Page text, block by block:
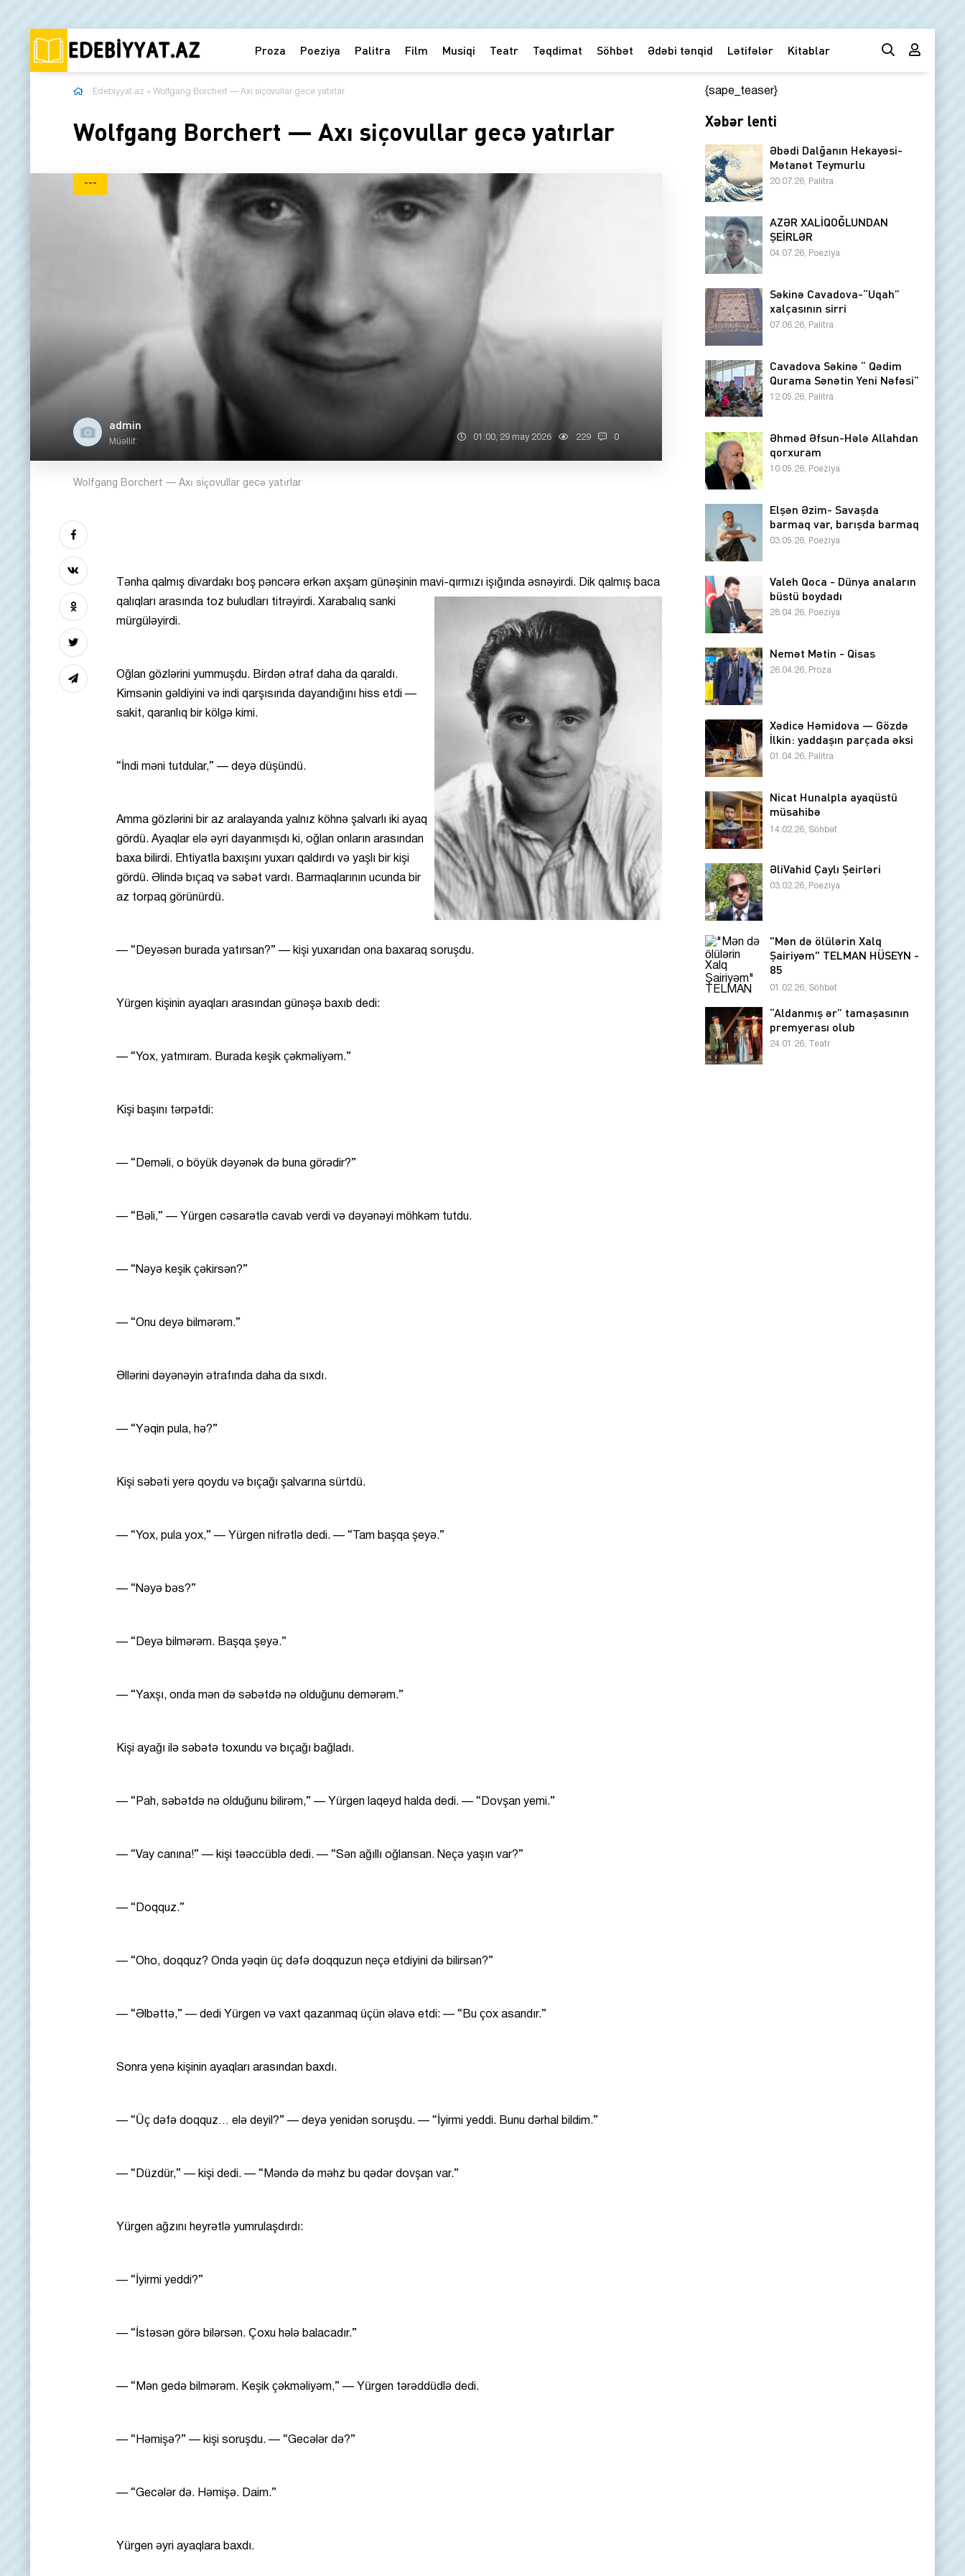
Proza Poeziya Palitra Film Musiqi Teatr Təqdimat Söhbət Ədəbi tənqid Lətifələr Kitablar
Edebiyyat.az » Wolfgang Borchert — Axı siçovullar gecə yatırlar
Wolfgang Borchert — Axı siçovullar gecə yatırlar
---
admin
Müəllif:
01:00, 29 may 2026 229 0
Wolfgang Borchert — Axı siçovullar gecə yatırlar
Tənha qalmış divardakı boş pəncərə erkən axşam günəşinin mavi-qırmızı işığında əsnəyirdi. Dik qalmış baca
qalıqları arasında toz buludları titrəyirdi. Xarabalıq sanki
mürgüləyirdi.
Oğlan gözlərini yummuşdu. Birdən ətraf daha da qaraldı.
Kimsənin gəldiyini və indi qarşısında dayandığını hiss etdi —
sakit, qaranlıq bir kölgə kimi.
“İndi məni tutdular,” — deyə düşündü.
Amma gözlərini bir az aralayanda yalnız köhnə şalvarlı iki ayaq
gördü. Ayaqlar elə əyri dayanmışdı ki, oğlan onların arasından
baxa bilirdi. Ehtiyatla baxışını yuxarı qaldırdı və yaşlı bir kişi
gördü. Əlində bıçaq və səbət vardı. Barmaqlarının ucunda bir
az torpaq görünürdü.
— “Deyəsən burada yatırsan?” — kişi yuxarıdan ona baxaraq soruşdu.
Yürgen kişinin ayaqları arasından günəşə baxıb dedi:
— “Yox, yatmıram. Burada keşik çəkməliyəm.”
Kişi başını tərpətdi:
— “Deməli, o böyük dəyənək də buna görədir?”
— “Bəli,” — Yürgen cəsarətlə cavab verdi və dəyənəyi möhkəm tutdu.
— “Nəyə keşik çəkirsən?”
— “Onu deyə bilmərəm.”
Əllərini dəyənəyin ətrafında daha da sıxdı.
— “Yəqin pula, hə?”
Kişi səbəti yerə qoydu və bıçağı şalvarına sürtdü.
— “Yox, pula yox,” — Yürgen nifrətlə dedi. — “Tam başqa şeyə.”
— “Nəyə bəs?”
— “Deyə bilmərəm. Başqa şeyə.”
— “Yaxşı, onda mən də səbətdə nə olduğunu demərəm.”
Kişi ayağı ilə səbətə toxundu və bıçağı bağladı.
— “Pah, səbətdə nə olduğunu bilirəm,” — Yürgen laqeyd halda dedi. — “Dovşan yemi.”
— “Vay canına!” — kişi təəccüblə dedi. — “Sən ağıllı oğlansan. Neçə yaşın var?”
— “Doqquz.”
— “Oho, doqquz? Onda yəqin üç dəfə doqquzun neçə etdiyini də bilirsən?”
— “Əlbəttə,” — dedi Yürgen və vaxt qazanmaq üçün əlavə etdi: — “Bu çox asandır.”
Sonra yenə kişinin ayaqları arasından baxdı.
— “Üç dəfə doqquz… elə deyil?” — deyə yenidən soruşdu. — “İyirmi yeddi. Bunu dərhal bildim.”
— “Düzdür,” — kişi dedi. — “Məndə də məhz bu qədər dovşan var.”
Yürgen ağzını heyrətlə yumrulaşdırdı:
— “İyirmi yeddi?”
— “İstəsən görə bilərsən. Çoxu hələ balacadır.”
— “Mən gedə bilmərəm. Keşik çəkməliyəm,” — Yürgen tərəddüdlə dedi.
— “Həmişə?” — kişi soruşdu. — “Gecələr də?”
— “Gecələr də. Həmişə. Daim.”
Yürgen əyri ayaqlara baxdı.
{sape_teaser}
Xəbər lenti
Əbədi Dalğanın Hekayəsi-
Mətanət Teymurlu
20.07.26, Palitra
AZƏR XALİQOĞLUNDAN
ŞEİRLƏR
04.07.26, Poeziya
Səkinə Cavadova-“Uqah”
xalçasının sirri
07.06.26, Palitra
Cavadova Səkinə “ Qədim
Qurama Sənətin Yeni Nəfəsi”
12.05.26, Palitra
Əhməd Əfsun-Hələ Allahdan
qorxuram
10.05.26, Poeziya
Elşən Əzim- Savaşda
barmaq var, barışda barmaq
03.05.26, Poeziya
Valeh Qoca - Dünya anaların
büstü boydadı
28.04.26, Poeziya
Nemət Mətin - Qisas
26.04.26, Proza
Xədicə Həmidova — Gözdə
İlkin: yaddaşın parçada əksi
01.04.26, Palitra
Nicat Hunalpla ayaqüstü
müsahibə
14.02.26, Söhbət
ƏliVahid Çaylı Şeirləri
03.02.26, Poeziya
"Mən də ölülərin Xalq
Şairiyəm" TELMAN HÜSEYN -
85
01.02.26, Söhbət
“Aldanmış ər” tamaşasının
premyerası olub
24.01.26, Teatr